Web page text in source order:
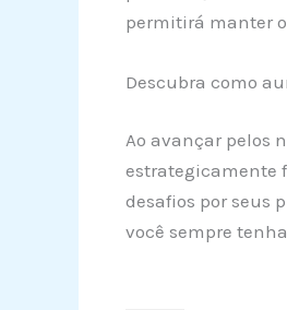
permitirá manter
Descubra como
Ao avançar pelos
estrategicamente
desafios por seus
você sempre